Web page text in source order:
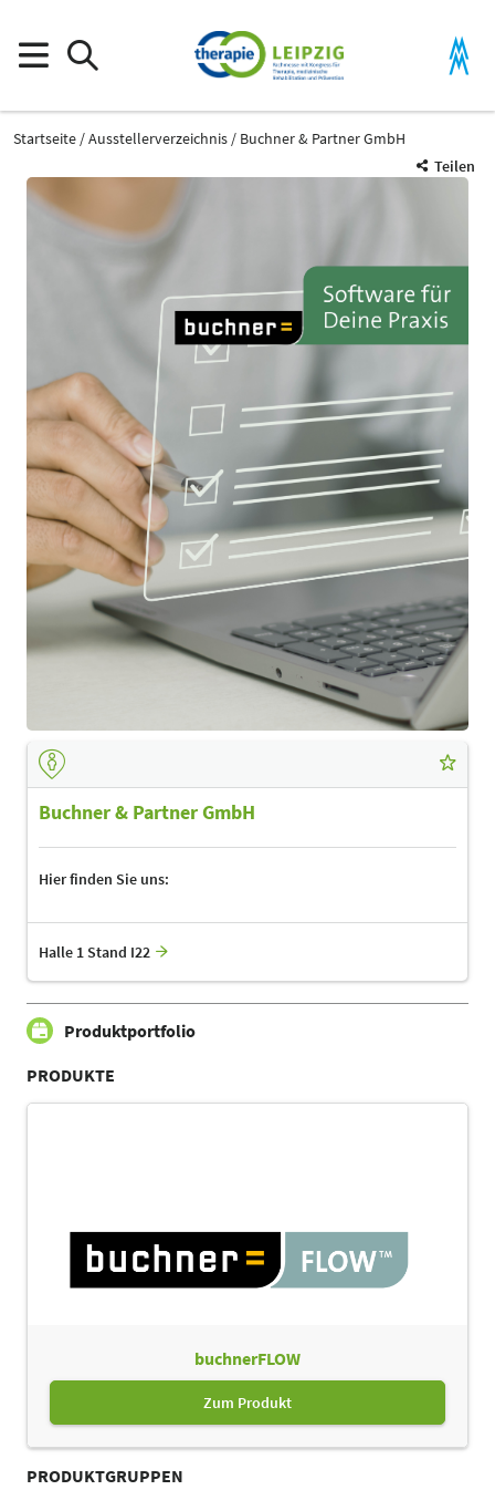
Startseite Ausstellerverzeichnis
Buchner & Partner GmbH
Teilen
Buchner & Partner GmbH
Hier finden Sie uns:
Halle 1 Stand I22
Produktportfolio
PRODUKTE
buchnerFLOW
Zum Produkt
PRODUKTGRUPPEN